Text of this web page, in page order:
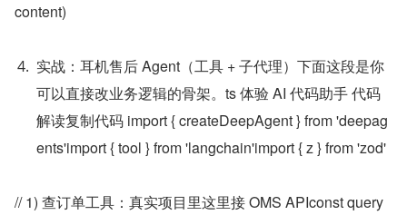
content)
实战：耳机售后 Agent（工具 + 子代理）下面这段是你
可以直接改业务逻辑的骨架。ts 体验 AI 代码助手 代码
解读复制代码 import { createDeepAgent } from 'deepag
ents'import { tool } from 'langchain'import { z } from 'zod'
// 1) 查订单工具：真实项目里这里接 OMS APIconst query